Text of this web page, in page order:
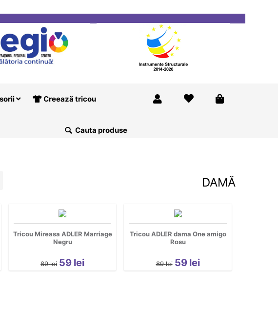
Creează tricou
DAMĂ
Tricou Mireasa ADLER Marriage
Negru
89 lei 59 lei
Tricou ADLER dama One amigo
Rosu
89 lei 59 lei